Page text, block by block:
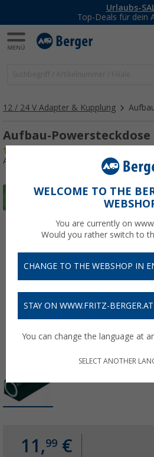
Urlaubs-
Top-Deals für dein
12 / 24 V Adapter & Kupplung
Aufbau-Powersteckdose
Art.-Nr.: 169140
11,99 €
WELCOME TO THE
You are currently on
Would you rather switch to
CHANGE TO THE WEBSHOP IN
STAY ON WWW.FRITZ-BERGER.AT
You can change the language at
SELECT ANOTHER